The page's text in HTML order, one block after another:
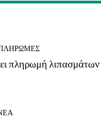
πληρωμή λιπασμάτων